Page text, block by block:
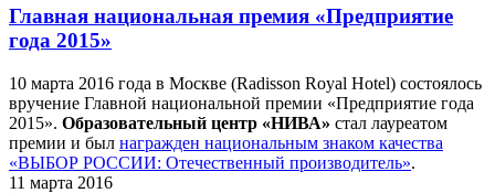
Главная национальная премия «Предприятие
года 2015»
10 марта 2016 года в Москве (Radisson Royal Hotel) состоялось
вручение Главной национальной премии «Предприятие года
2015». Образовательный центр «НИВА» стал лауреатом
премии и был награжден национальным знаком качества
«ВЫБОР РОССИИ: Отечественный производитель».
11 марта 2016